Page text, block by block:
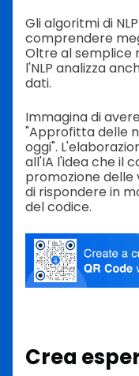
Gli algoritmi di
comprendere
Oltre al semplice
l'NLP analizza
dati.
Immagina di
"Approfitta delle
oggi".
all'IA l'idea che il
promozione delle
di rispondere in
del codice.
Crea